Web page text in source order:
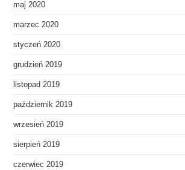
maj 2020
marzec 2020
styczeń 2020
grudzień 2019
listopad 2019
październik 2019
wrzesień 2019
sierpień 2019
czerwiec 2019